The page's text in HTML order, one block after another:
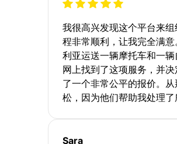
我很高兴发现这个平台来
程非常顺利，让我完全满
利亚运送一辆摩托车和一
网上找到了这项服务，并
了一个非常公平的报价。
松，因为他们帮助我处理了
Sara